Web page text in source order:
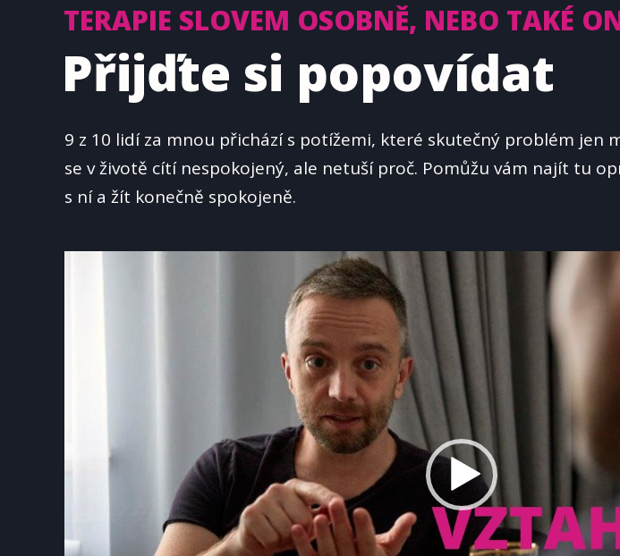
TERAPIE SLOVEM OSOBNĚ, NEBO TAKÉ
Přijďte si popovídat
9 z 10 lidí za mnou přichází s potížemi, které skutečný problém jen
se v životě cítí nespokojený, ale netuší proč. Pomůžu vám najít tu
s ní a žít konečně spokojeně.